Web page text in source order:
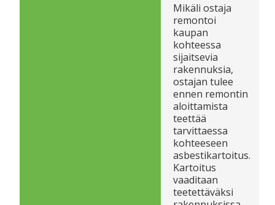
Mikäli ostaja
remontoi
kaupan
kohteessa
sijaitsevia
rakennuksia,
ostajan tulee
ennen remontin
aloittamista
teettää
tarvittaessa
kohteeseen
asbestikartoitus.
Kartoitus
vaaditaan
teetettäväksi